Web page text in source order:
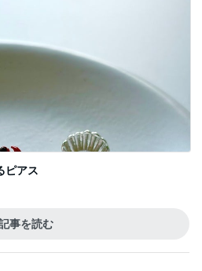
くヘラヘラな上司
島津亜矢の活躍
ス